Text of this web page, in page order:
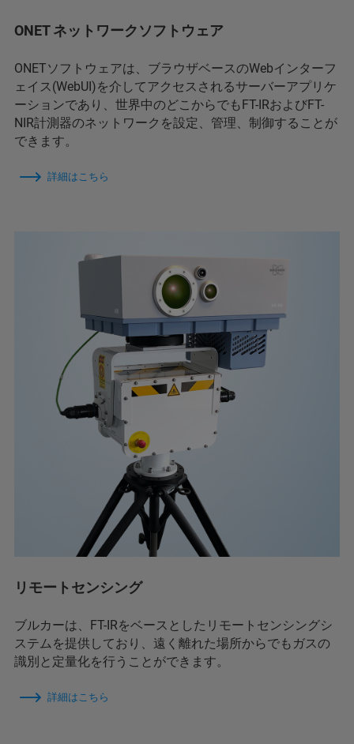
ONET ネットワークソフトウェア
ONETソフトウェアは、ブラウザベースのWebインターフ
ェイス(WebUI)を介してアクセスされるサーバーアプリケ
ーションであり、世界中のどこからでもFT-IRおよびFT-
NIR計測器のネットワークを設定、管理、制御することが
できます。
詳細はこちら
リモートセンシング
ブルカーは、FT-IRをベースとしたリモートセンシングシ
ステムを提供しており、遠く離れた場所からでもガスの
識別と定量化を行うことができます。
詳細はこちら